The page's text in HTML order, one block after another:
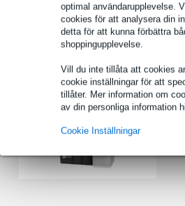
optimal användarupplevelse.
cookies för att analysera din
detta för att kunna förbättra
shoppingupplevelse.
Vill du inte tillåta att cookies
cookie inställningar för att
tillåter. Mer information om
av din personliga information
Cookie Inställningar
Se även (1)